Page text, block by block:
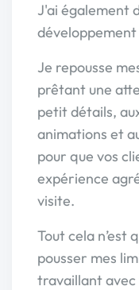
J'ai également
Je repousse
prêtant une
petit détails,
animations et
pour que vos
expérience
visite.
Tout cela n’est
pousser mes
travaillant avec